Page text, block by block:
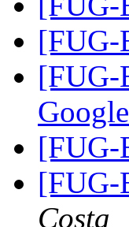
[FUG-
[FUG-
[FUG-
[FUG-
Costa